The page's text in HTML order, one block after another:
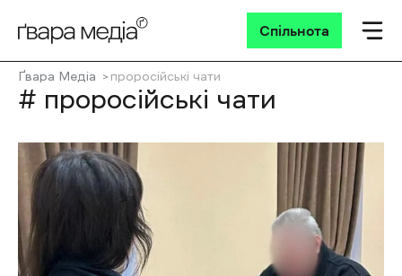
Спільнота
Ґвара Медіа проросійські чати
# проросійські чати